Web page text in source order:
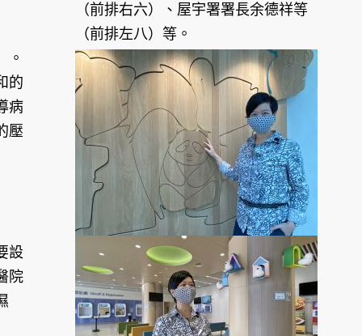
。
的
病
壓
設
院
（前排右六）、屋宇署署長余德祥等
（前排左八）等。